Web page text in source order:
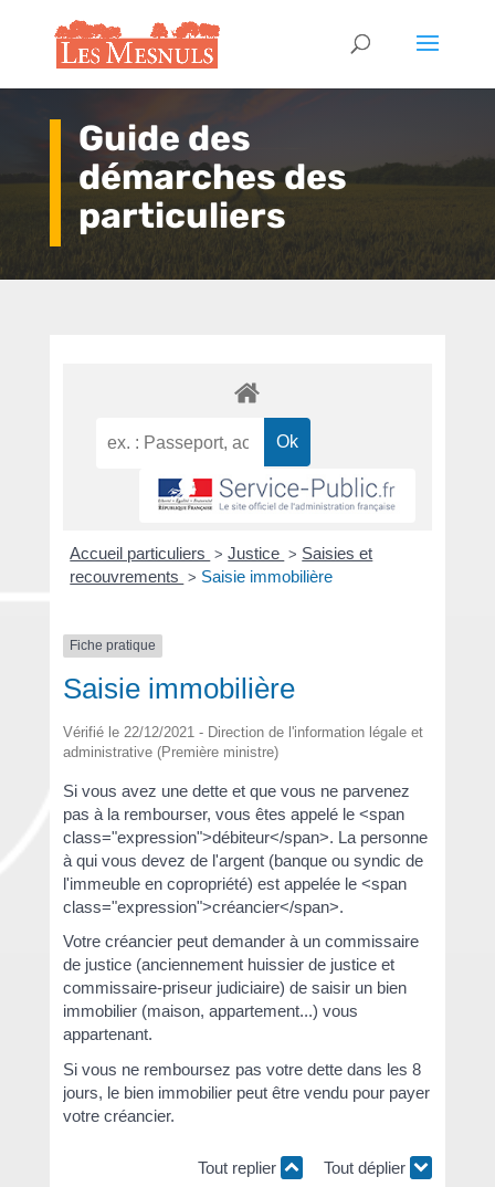
Guide des
démarches des
particuliers
Accueil particuliers > Justice > Saisies et
recouvrements > Saisie immobilière
Fiche pratique
Saisie immobilière
Vérifié le 22/12/2021 - Direction de l'information légale et
administrative (Première ministre)
Si vous avez une dette et que vous ne parvenez
pas à la rembourser, vous êtes appelé le <span
class="expression">débiteur</span>. La personne
à qui vous devez de l'argent (banque ou syndic de
l'immeuble en copropriété) est appelée le <span
class="expression">créancier</span>.
Votre créancier peut demander à un commissaire
de justice (anciennement huissier de justice et
commissaire-priseur judiciaire) de saisir un bien
immobilier (maison, appartement...) vous
appartenant.
Si vous ne remboursez pas votre dette dans les 8
jours, le bien immobilier peut être vendu pour payer
votre créancier.
Tout replier Tout déplier